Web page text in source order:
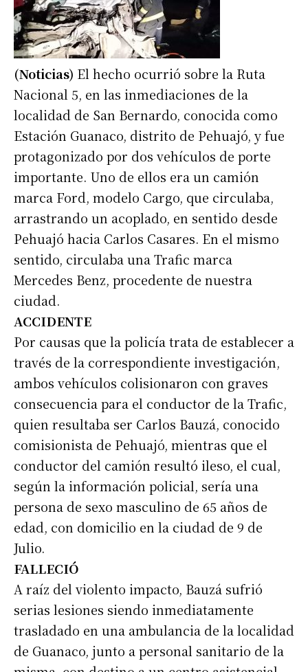
(Noticias) El hecho ocurrió sobre la Ruta
Nacional 5, en las inmediaciones de la
localidad de San Bernardo, conocida como
Estación Guanaco, distrito de Pehuajó, y fue
protagonizado por dos vehículos de porte
importante. Uno de ellos era un camión
marca Ford, modelo Cargo, que circulaba,
arrastrando un acoplado, en sentido desde
Pehuajó hacia Carlos Casares. En el mismo
sentido, circulaba una Trafic marca
Mercedes Benz, procedente de nuestra
ciudad.
ACCIDENTE
Por causas que la policía trata de establecer a
través de la correspondiente investigación,
ambos vehículos colisionaron con graves
consecuencia para el conductor de la Trafic,
quien resultaba ser Carlos Bauzá, conocido
comisionista de Pehuajó, mientras que el
conductor del camión resultó ileso, el cual,
según la información policial, sería una
persona de sexo masculino de 65 años de
edad, con domicilio en la ciudad de 9 de
Julio.
FALLECIÓ
A raíz del violento impacto, Bauzá sufrió
serias lesiones siendo inmediatamente
trasladado en una ambulancia de la localidad
de Guanaco, junto a personal sanitario de la